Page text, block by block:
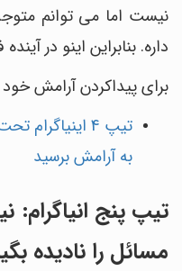
نیست اما می توانم
داره. بنابراین اینو در
برای پیداکردن آرامش خود
تیپ 4
به آرامش برسید
تیپ پنج انیاگرام:
مسائل را نادیده